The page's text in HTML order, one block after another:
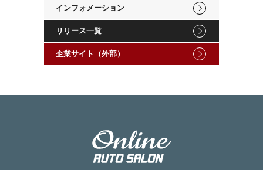
インフォメーション
リリース一覧
企業サイト（外部）